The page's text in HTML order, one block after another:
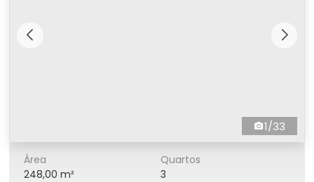
1/33
Área
248,00 m²
Quartos
3